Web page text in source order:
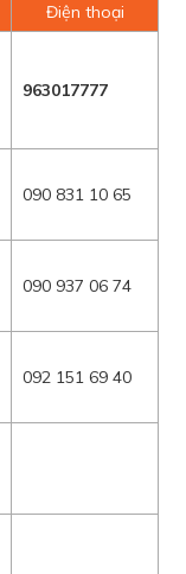
Điện thoại
963017777
090 831 10 65
090 937 06 74
092 151 69 40